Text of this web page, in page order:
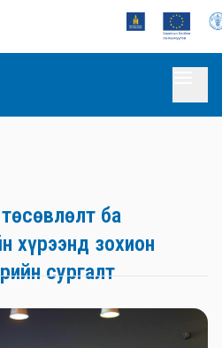
ба
хүрээнд зохион
сургалт